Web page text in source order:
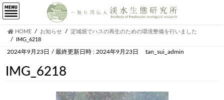
HOME お知らせ
淀城堀でハスの再生のための環境整備を行いました
IMG_6218
2024年9月23日 / 最終更新日時 : 2024年9月23日 tan_sui_admin
IMG_6218